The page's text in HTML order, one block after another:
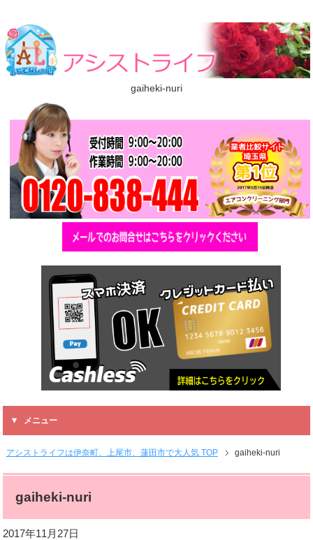
gaiheki-nuri
メニュー
アシストライフは伊奈町、上尾市、蓮田市で大人気 TOP gaiheki-nuri
gaiheki-nuri
2017年11月27日